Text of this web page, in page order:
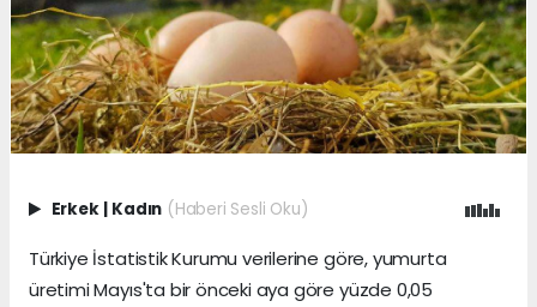
Erkek Kadın (Haberi Sesli Oku)
Türkiye İstatistik Kurumu verilerine göre, yumurta
üretimi Mayıs'ta bir önceki aya göre yüzde 0,05